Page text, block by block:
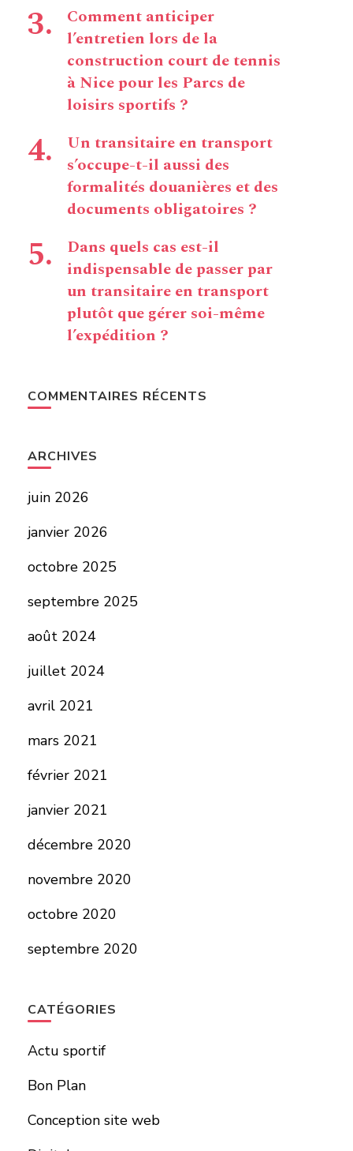
Comment anticiper
l’entretien lors de la
construction court de tennis
à Nice pour les Parcs de
loisirs sportifs ?
Un transitaire en transport
s’occupe-t-il aussi des
formalités douanières et des
documents obligatoires ?
Dans quels cas est-il
indispensable de passer par
un transitaire en transport
plutôt que gérer soi-même
l’expédition ?
COMMENTAIRES RÉCENTS
ARCHIVES
juin 2026
janvier 2026
octobre 2025
septembre 2025
août 2024
juillet 2024
avril 2021
mars 2021
février 2021
janvier 2021
décembre 2020
novembre 2020
octobre 2020
septembre 2020
CATÉGORIES
Actu sportif
Bon Plan
Conception site web